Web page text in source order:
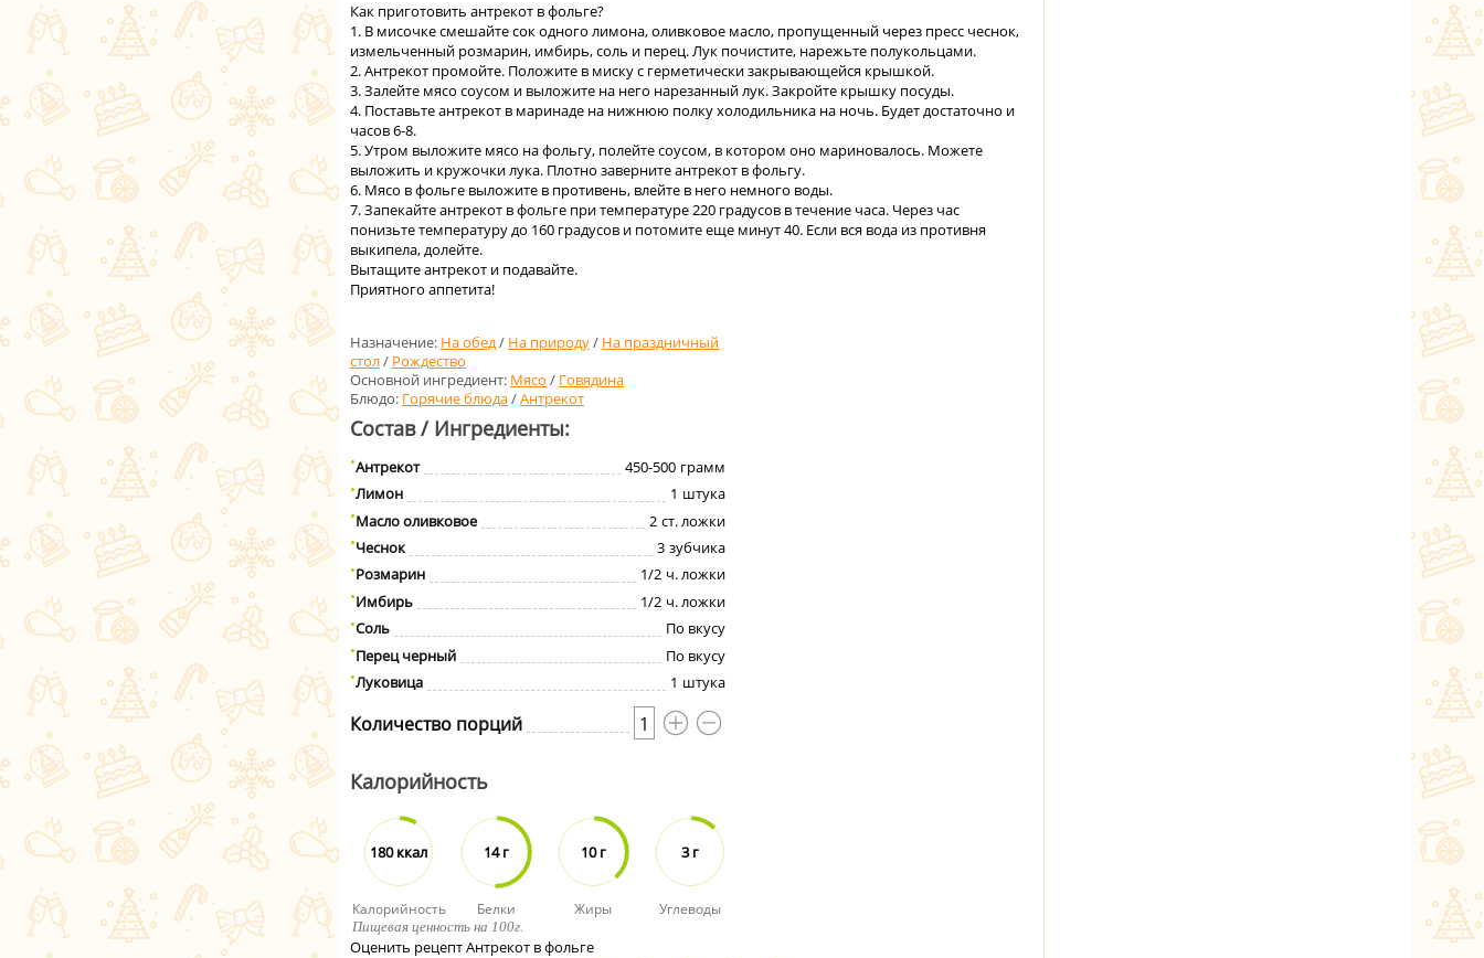
Как приготовить антрекот в фольге?
1. В мисочке смешайте сок одного лимона, оливковое масло, пропущенный через пресс чеснок,
измельченный розмарин, имбирь, соль и перец. Лук почистите, нарежьте полукольцами.
2. Антрекот промойте. Положите в миску с герметически закрывающейся крышкой.
3. Залейте мясо соусом и выложите на него нарезанный лук. Закройте крышку посуды.
4. Поставьте антрекот в маринаде на нижнюю полку холодильника на ночь. Будет достаточно и
часов 6-8.
5. Утром выложите мясо на фольгу, полейте соусом, в котором оно мариновалось. Можете
выложить и кружочки лука. Плотно заверните антрекот в фольгу.
6. Мясо в фольге выложите в противень, влейте в него немного воды.
7. Запекайте антрекот в фольге при температуре 220 градусов в течение часа. Через час
понизьте температуру до 160 градусов и потомите еще минут 40. Если вся вода из противня
выкипела, долейте.
Вытащите антрекот и подавайте.
Приятного аппетита!
Назначение: На обед/ На природу/ На праздничный
стол/ Рождество
Основной ингредиент: Мясо / Говядина
Блюдо: Горячие блюда/Антрекот
Состав / Ингредиенты:
Антрекот 450-500 грамм
Лимон
1 штука
Масло оливковое
2 ст. ложки
Чеснок
3 зубчика
Розмарин
1/2 ч. ложки
Имбирь
1/2 ч. ложки
Соль
По вкусу
Перец черный
По вкусу
Луковица
1 штука
Количество порций 1
Калорийность
180 ккал
Калорийность
14 г
Белки
10 г
Жиры
3 г
Углеводы
Пищевая ценность на 100г.
Оценить рецепт Антрекот в фольге